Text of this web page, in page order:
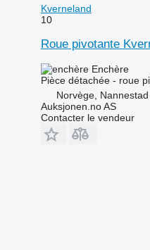
Kverneland
10
Roue pivotante
Enchère
Pièce détachée - roue
Norvège, Nannestad
Auksjonen.no AS
Contacter le vendeur